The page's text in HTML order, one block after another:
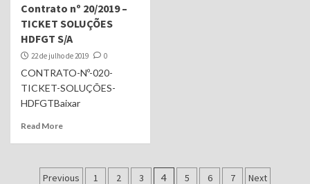
Contrato nº 20/2019 –
TICKET SOLUÇÕES
HDFGT S/A
22 de julho de 2019 0
CONTRATO-Nº-020-
TICKET-SOLUÇÕES-
HDFGTBaixar
Read More
Navegação
Previous 1 2 3 4 5 6 7 Next